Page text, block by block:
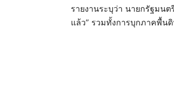
รายงานระบุว่า นายกรัฐมนต
แล้ว” รวมทั้งการบุกภาคพื้น